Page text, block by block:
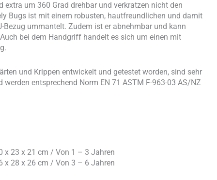
extra um 360 Grad drehbar und verkratzen nicht den
Bugs ist mit einem robusten, hautfreundlichen und damit
Bezug ummantelt. Zudem ist er abnehmbar und kann
bei dem Handgriff handelt es sich um einen mit
und Krippen entwickelt und getestet worden, sind sehr
entsprechend Norm EN 71 ASTM F-963-03 AS/NZ
x 23 x 21 cm / Von 1 – 3 Jahren
x 28 x 26 cm / Von 3 – 6 Jahren